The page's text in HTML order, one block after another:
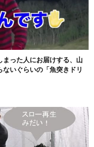
まった人にお届けする、山
いぐらいの「魚突きドリ